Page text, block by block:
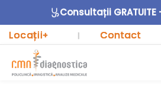
Consultații
Locații+ | Contact